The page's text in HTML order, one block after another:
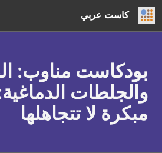
كاست عربي
بودكاست مناوب:
والجلطات
مبكرة لا تتجاهلها